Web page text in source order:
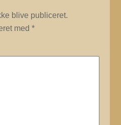
blive publiceret.
med*